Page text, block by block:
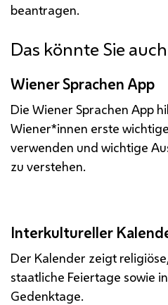
beantragen.
Das könnte Sie
Wiener Sprachen App
Die Wiener Sprachen App
Wiener*innen erste
verwenden und wichtige
zu verstehen.
Interkultureller
Der Kalender zeigt
staatliche Feiertage sowie
Gedenktage.